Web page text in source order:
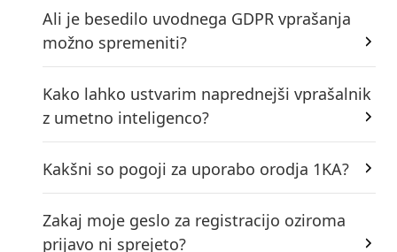
Ali je besedilo uvodnega GDPR vprašanja
možno spremeniti?
Kako lahko ustvarim naprednejši vprašalnik
z umetno inteligenco?
Kakšni so pogoji za uporabo orodja 1KA?
Zakaj moje geslo za registracijo oziroma
prijavo ni sprejeto?